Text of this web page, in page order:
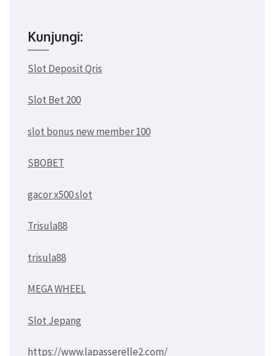
Kunjungi:
Slot Deposit Qris
Slot Bet 200
slot bonus new member 100
SBOBET
gacor x500 slot
Trisula88
trisula88
MEGA WHEEL
Slot Jepang
https://www.lapasserelle2.com/